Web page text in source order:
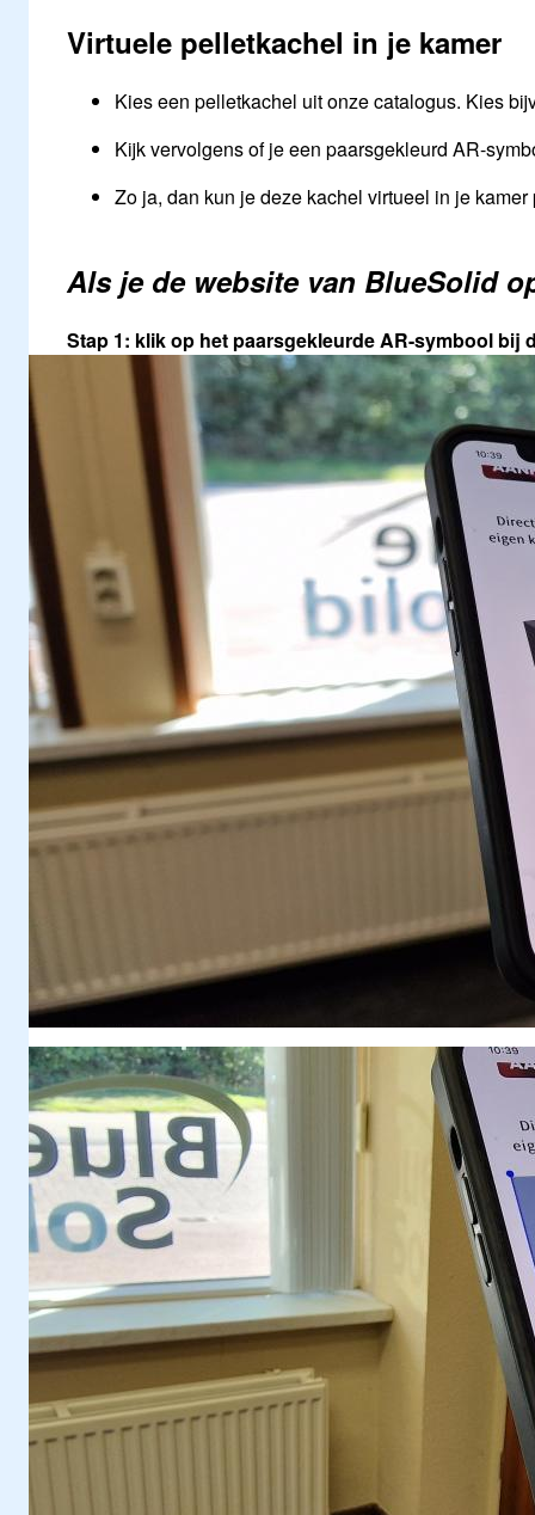
Virtuele pelletkachel in je kamer
Kies een pelletkachel uit onze catalogus. Kies
Kijk vervolgens of je een paarsgekleurd AR-
Zo ja, dan kun je deze kachel virtueel in je
Als je de website van BlueSolid
Stap 1: klik op het paarsgekleurde AR-symbool bij